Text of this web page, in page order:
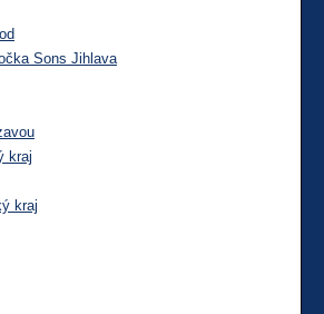
Sons Jihlava
kraj
kraj